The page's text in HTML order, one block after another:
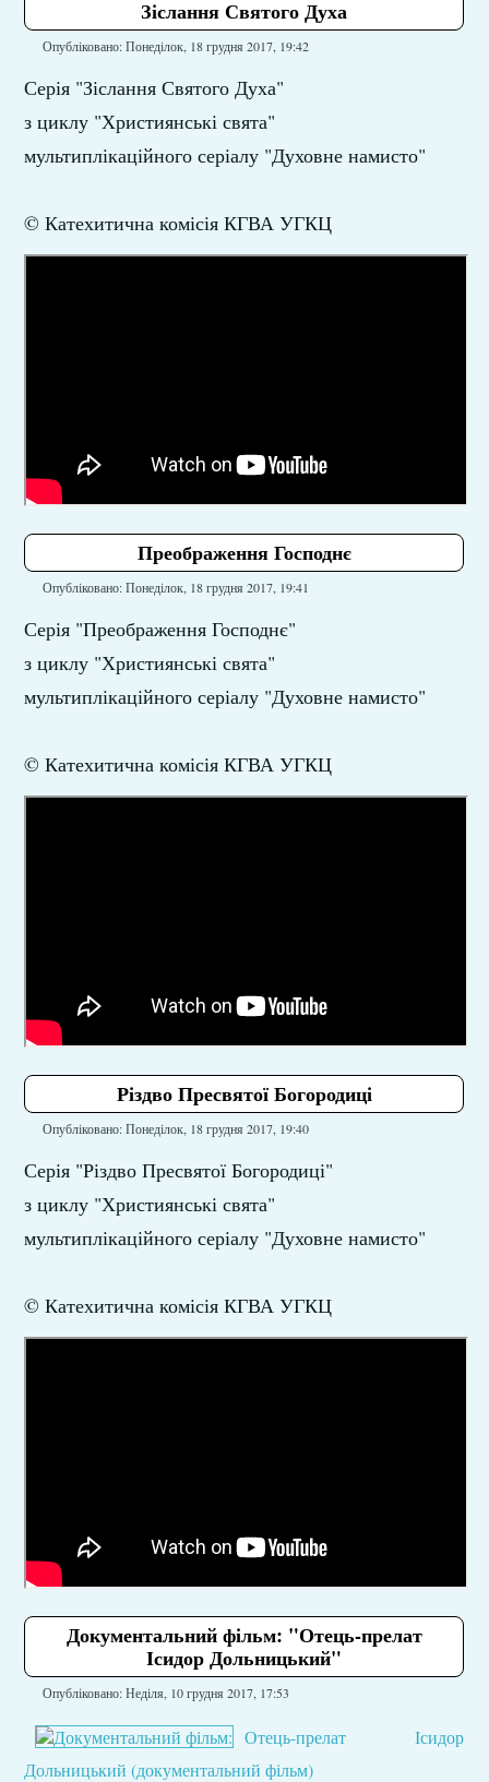
Зіслання Святого Духа
Опубліковано: Понеділок, 18 грудня 2017, 19:42
Серія "Зіслання Святого Духа"
з циклу "Християнські свята"
мультиплікаційного серіалу "Духовне намисто"
© Катехитична комісія КГВА УГКЦ
Преображення Господнє
Опубліковано: Понеділок, 18 грудня 2017, 19:41
Серія "Преображення Господнє"
з циклу "Християнські свята"
мультиплікаційного серіалу "Духовне намисто"
© Катехитична комісія КГВА УГКЦ
Різдво Пресвятої Богородиці
Опубліковано: Понеділок, 18 грудня 2017, 19:40
Серія "Різдво Пресвятої Богородиці"
з циклу "Християнські свята"
мультиплікаційного серіалу "Духовне намисто"
© Катехитична комісія КГВА УГКЦ
Документальний фільм: "Отець-прелат
Ісидор Дольницький"
Опубліковано: Неділя, 10 грудня 2017, 17:53
Отець-прелат Ісидор
Дольницький (документальний фільм)